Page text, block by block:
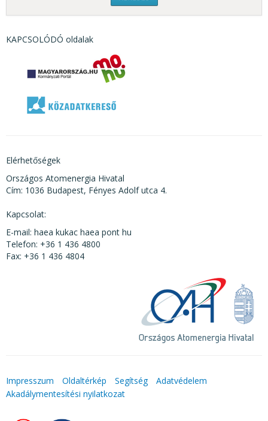
KAPCSOLÓDÓ oldalak
Elérhetőségek
Országos Atomenergia Hivatal
Cím: 1036 Budapest, Fényes Adolf utca 4.
Kapcsolat:
E-mail: haea kukac haea pont hu
Telefon: +36 1 436 4800
Fax: +36 1 436 4804
Impresszum Oldaltérkép Segítség
Adatvédelem
Akadálymentesítési nyilatkozat